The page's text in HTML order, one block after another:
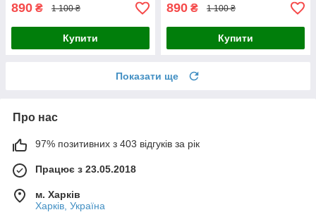
890 ₴ 1 100 ₴
Купити
890 ₴ 1 100 ₴
Купити
Показати ще
Про нас
97% позитивних з 403 відгуків за рік
Працює з 23.05.2018
м. Харків
Харків, Україна